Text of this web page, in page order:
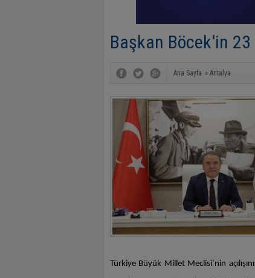
Başkan Böcek'in 23
Ana Sayfa » Antalya
Türkiye Büyük Millet Meclisi’nin